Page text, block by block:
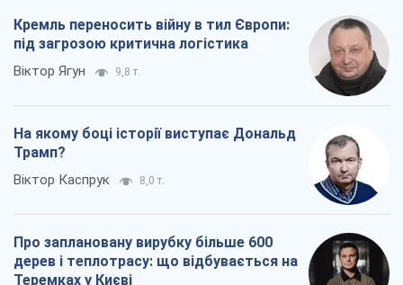
Кремль переносить війну в тил Європи:
під загрозою критична логістика
Віктор Ягун 9,8 т.
На якому боці історії виступає Дональд
Трамп?
Віктор Каспрук 8,0 т.
Про заплановану вирубку більше 600
дерев і теплотрасу: що відбувається на
Теремках у Києві